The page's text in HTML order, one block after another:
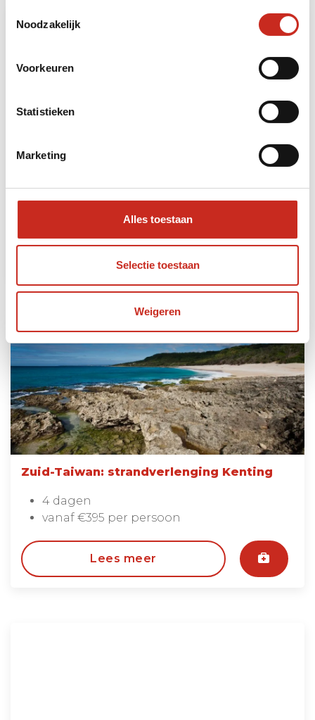
Noodzakelijk
Voorkeuren
Statistieken
Marketing
Alles toestaan
Selectie toestaan
Weigeren
Noord-Taiwan: Taipei
4 dagen
Lees meer
Zuid-Taiwan: strandverlenging Kenting
4 dagen
vanaf €395 per persoon
Lees meer